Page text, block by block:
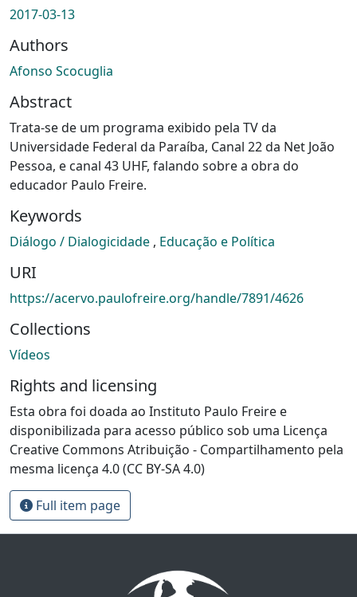
2017-03-13
Authors
Afonso Scocuglia
Abstract
Trata-se de um programa exibido pela TV da
Universidade Federal da Paraíba, Canal 22 da Net João
Pessoa, e canal 43 UHF, falando sobre a obra do
educador Paulo Freire.
Keywords
Diálogo / Dialogicidade , Educação e Política
URI
https://acervo.paulofreire.org/handle/7891/4626
Collections
Vídeos
Rights and licensing
Esta obra foi doada ao Instituto Paulo Freire e
disponibilizada para acesso público sob uma Licença
Creative Commons Atribuição - Compartilhamento pela
mesma licença 4.0 (CC BY-SA 4.0)
Full item page